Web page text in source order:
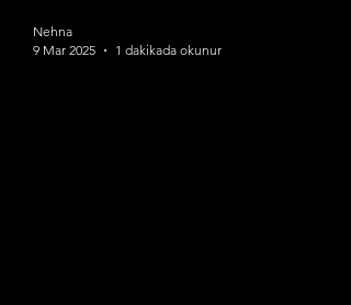
Nehna
9 Mar 2025
1 dakikada okunur